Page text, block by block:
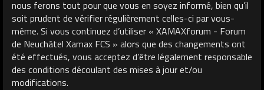
nous ferons tout pour que vous en soyez informé, bien qu’il
soit prudent de vérifier régulièrement celles-ci par vous-
même. Si vous continuez d’utiliser « XAMAXforum - Forum
de Neuchâtel Xamax FCS » alors que des changements ont
été effectués, vous acceptez d’être légalement responsable
des conditions découlant des mises à jour et/ou
modifications.